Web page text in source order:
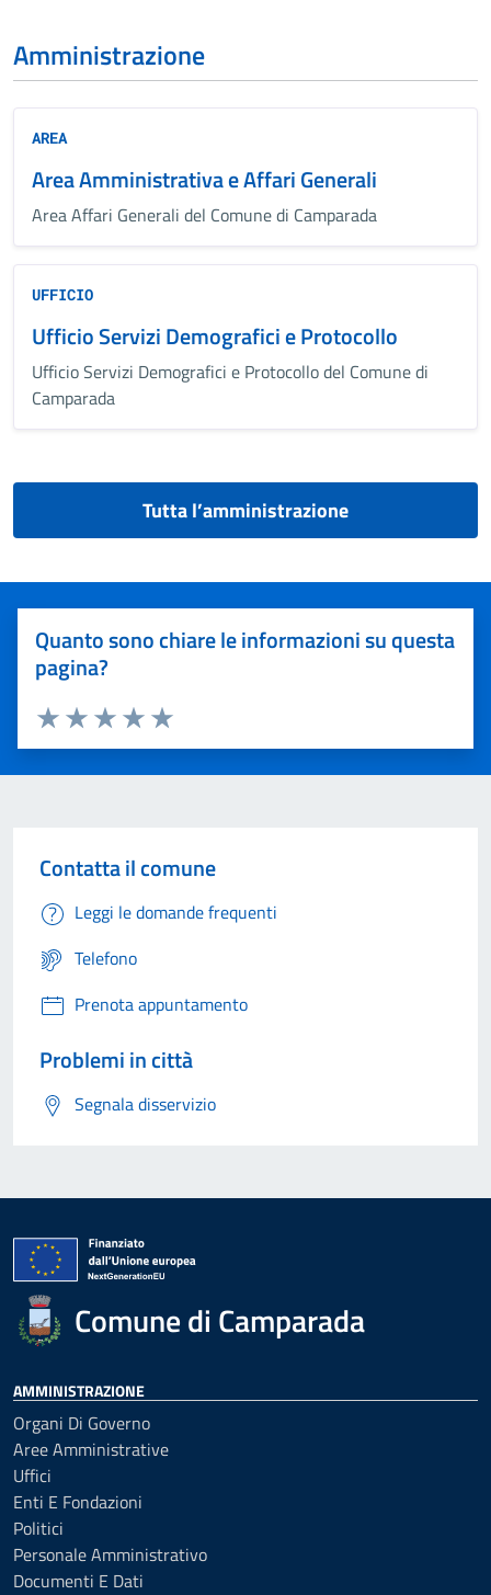
Amministrazione
AREA
Area Amministrativa e Affari Generali
Area Affari Generali del Comune di Camparada
UFFICIO
Ufficio Servizi Demografici e Protocollo
Ufficio Servizi Demografici e Protocollo del Comune di
Camparada
Tutta l’amministrazione
Quanto sono chiare le informazioni su questa
pagina?
Valuta 5 stelle su 5
Valuta 4 stelle su 5
Valuta 3 stelle su 5
Valuta 2 stelle su 5
Valuta 1 stelle su 5
Contatta il comune
Leggi le domande frequenti
Telefono
Prenota appuntamento
Problemi in città
Segnala disservizio
Comune di Camparada
AMMINISTRAZIONE
Organi Di Governo
Aree Amministrative
Uffici
Enti E Fondazioni
Politici
Personale Amministrativo
Documenti E Dati